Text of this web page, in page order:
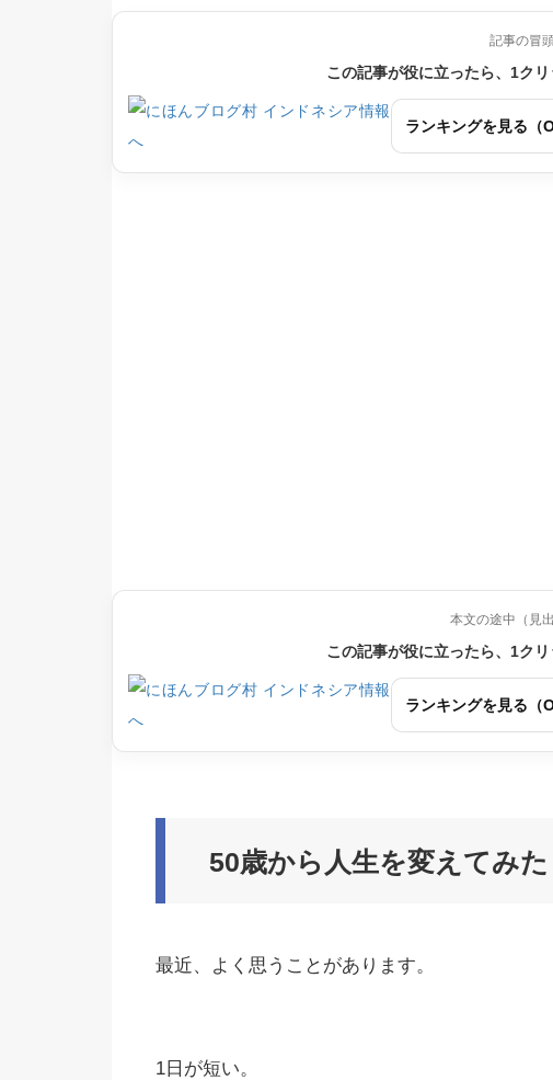
記事の冒
この記事が役に立ったら、1ク
ランキングを見る（
本文の途中（見出
この記事が役に立ったら、1ク
ランキングを見る（
50歳から人生を変えてみ
最近、よく思うことがあります。
1日が短い。